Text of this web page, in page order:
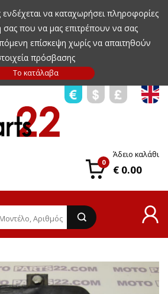
να καταχωρήσει πληροφορίες
που να μας επιτρέπουν να σας
επίσκεψη χωρίς να απαιτηθούν
πρόσβασης
0
Άδειο καλάθι
€ 0.00